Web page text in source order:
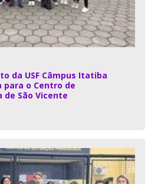
da USF Câmpus Itatiba
o Centro de
de São Vicente